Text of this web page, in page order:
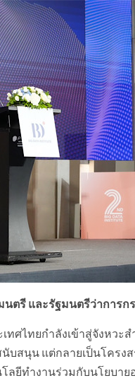
นตรี และรัฐมนตรีว่าการก
เทศไทยกำลังเข้าสู่จังหว
บสนุน แต่กลายเป็นโครง
โลยีทำงานร่วมกับนโยบ